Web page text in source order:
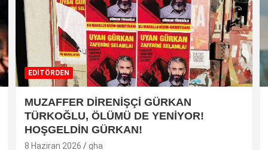
EDİTÖRDEN
MUZAFFER DİRENİŞÇİ GÜRKAN
TÜRKOĞLU, ÖLÜMÜ DE YENİYOR!
HOŞGELDİN GÜRKAN!
8 Haziran 2026 gha